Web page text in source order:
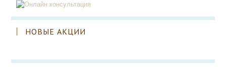
НОВЫЕ АКЦИИ